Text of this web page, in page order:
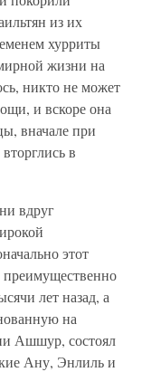
из их
хурриты
жизни на
никто не может
и вскоре она
вначале при
в
вдруг
этот
лет назад, а
на
Ашшур, состоял
Ану, Энлиль и